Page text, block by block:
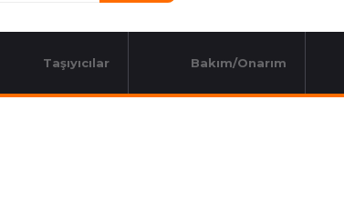
Taşıyıcılar Bakım/Onarım